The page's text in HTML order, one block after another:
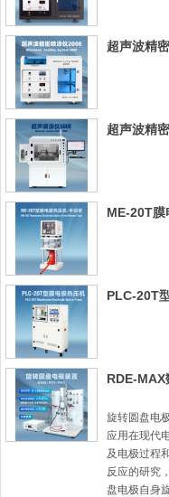
超声波精
超声波精
ME-20T膜
PLC-20T
RDE-MAX
旋转圆盘电
应用在现代
及电极过程
反应的研究
盘电极自身